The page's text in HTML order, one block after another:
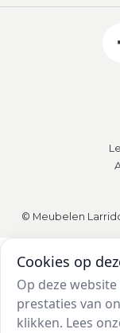
© Meubelen
Cookies op
Op deze
prestaties van
klikken. Lees